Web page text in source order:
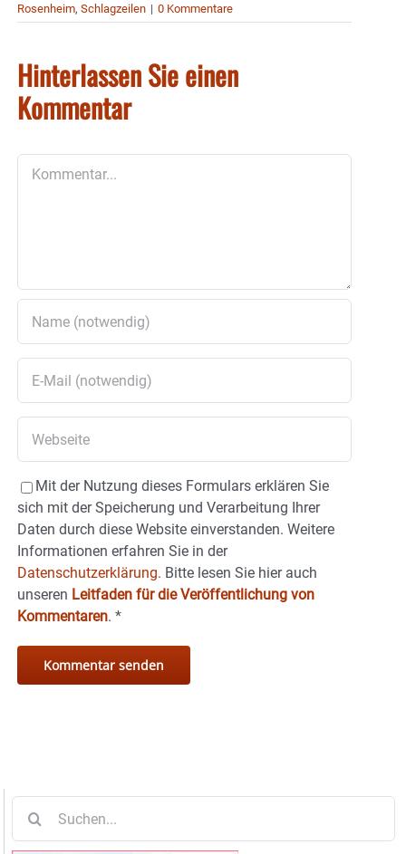
Rosenheim, Schlagzeilen | 0 Kommentare
Hinterlassen Sie einen
Kommentar
Mit der Nutzung dieses Formulars erklären Sie
sich mit der Speicherung und Verarbeitung Ihrer
Daten durch diese Website einverstanden. Weitere
Informationen erfahren Sie in der
Datenschutzerklärung. Bitte lesen Sie hier auch
unseren Leitfaden für die Veröffentlichung von
Kommentaren. *
nach: